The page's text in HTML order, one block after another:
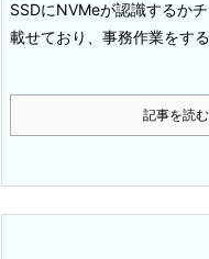
SSDにNVMeが認識するかチ
載せており、事務作業をす
記事を読む